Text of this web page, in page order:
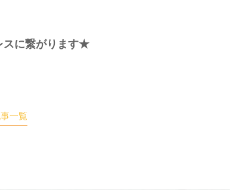
スに繋がります★
一覧